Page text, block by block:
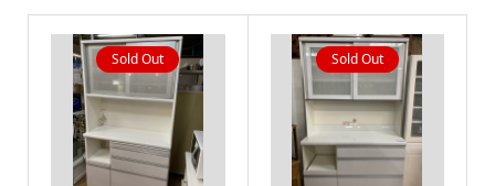
Sold Out Sold Out